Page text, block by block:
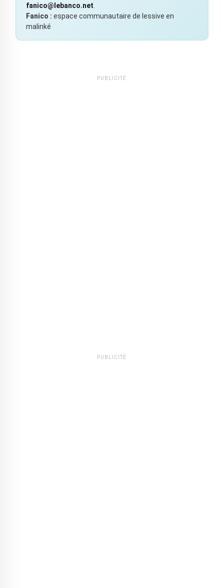
fanico@lebanco.net
Fanico : espace communautaire de lessive en
malinké
PUBLICITÉ
PUBLICITÉ